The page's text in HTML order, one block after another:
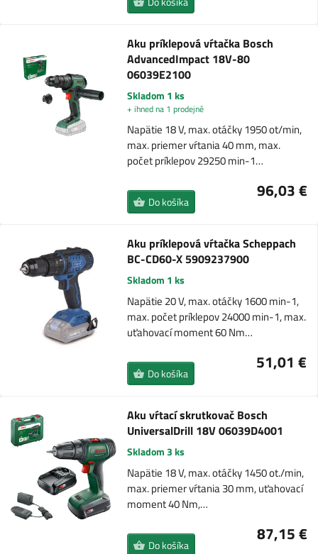
Aku príklepová vŕtačka Bosch
AdvancedImpact 18V-80
06039E2100
Skladom 1 ks
+ ihned na 1 prodejně
Napätie 18 V, max. otáčky 1950 ot/min,
max. priemer vŕtania 40 mm, max.
počet príklepov 29250 min-1…
96,03 €
Do košíka
Aku príklepová vŕtačka Scheppach
BC-CD60-X 5909237900
Skladom 1 ks
Napätie 20 V, max. otáčky 1600 min-1,
max. počet príklepov 24000 min-1, max.
uťahovací moment 60 Nm…
51,01 €
Do košíka
Aku vŕtací skrutkovač Bosch
UniversalDrill 18V 06039D4001
Skladom 3 ks
Napätie 18 V, max. otáčky 1450 ot./min,
max. priemer vŕtania 30 mm, uťahovací
moment 40 Nm,…
87,15 €
Do košíka